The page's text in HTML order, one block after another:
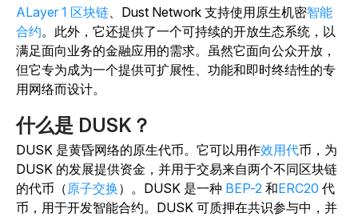
ALayer 1 区块链、Dust Network 支持使用原生机密智能
合约。此外，它还提供了一个可持续的开放生态系统，以
满足面向业务的金融应用的需求。虽然它面向公众开放，
但它专为成为一个提供可扩展性、功能和即时终结性的专
用网络而设计。
什么是 DUSK？
DUSK 是黄昏网络的原生代币。它可以用作效用代币，为
DUSK 的发展提供资金，并用于交易来自两个不同区块链
的代币（原子交换）。DUSK 是一种 BEP-2 和ERC20 代
币，用于开发智能合约。DUSK 可质押在共识参与中，并